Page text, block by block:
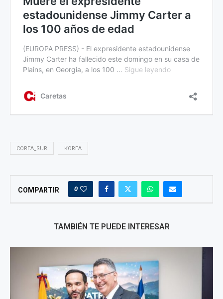
COREA_SUR KOREA
COMPARTIR 0
TAMBIÉN TE PUEDE INTERESAR